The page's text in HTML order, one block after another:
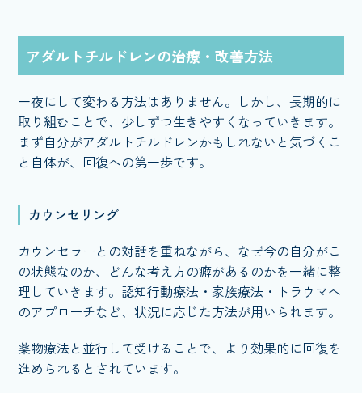
アダルトチルドレンの治療・改善方法
一夜にして変わる方法はありません。しかし、長期的に
取り組むことで、少しずつ生きやすくなっていきます。
まず自分がアダルトチルドレンかもしれないと気づくこ
と自体が、回復への第一歩です。
カウンセリング
カウンセラーとの対話を重ねながら、なぜ今の自分がこ
の状態なのか、どんな考え方の癖があるのかを一緒に整
理していきます。認知行動療法・家族療法・トラウマへ
のアプローチなど、状況に応じた方法が用いられます。
薬物療法と並行して受けることで、より効果的に回復を
進められるとされています。